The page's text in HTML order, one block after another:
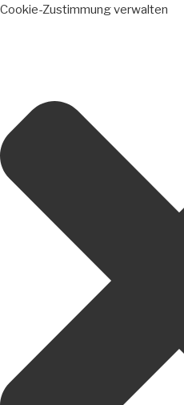
Cookie-Zustimmung verwalten